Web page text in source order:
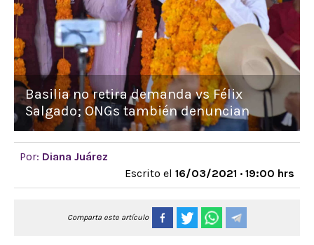
Basilia no retira demanda vs Félix
Salgado; ONGs también denuncian
Por: Diana Juárez
Escrito el 16/03/2021 · 19:00 hrs
Comparta este artículo